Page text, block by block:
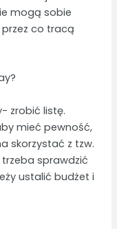
mogą sobie
co tracą
zrobić listę.
mieć pewność,
skorzystać z tzw.
sprawdzić
ustalić budżet i